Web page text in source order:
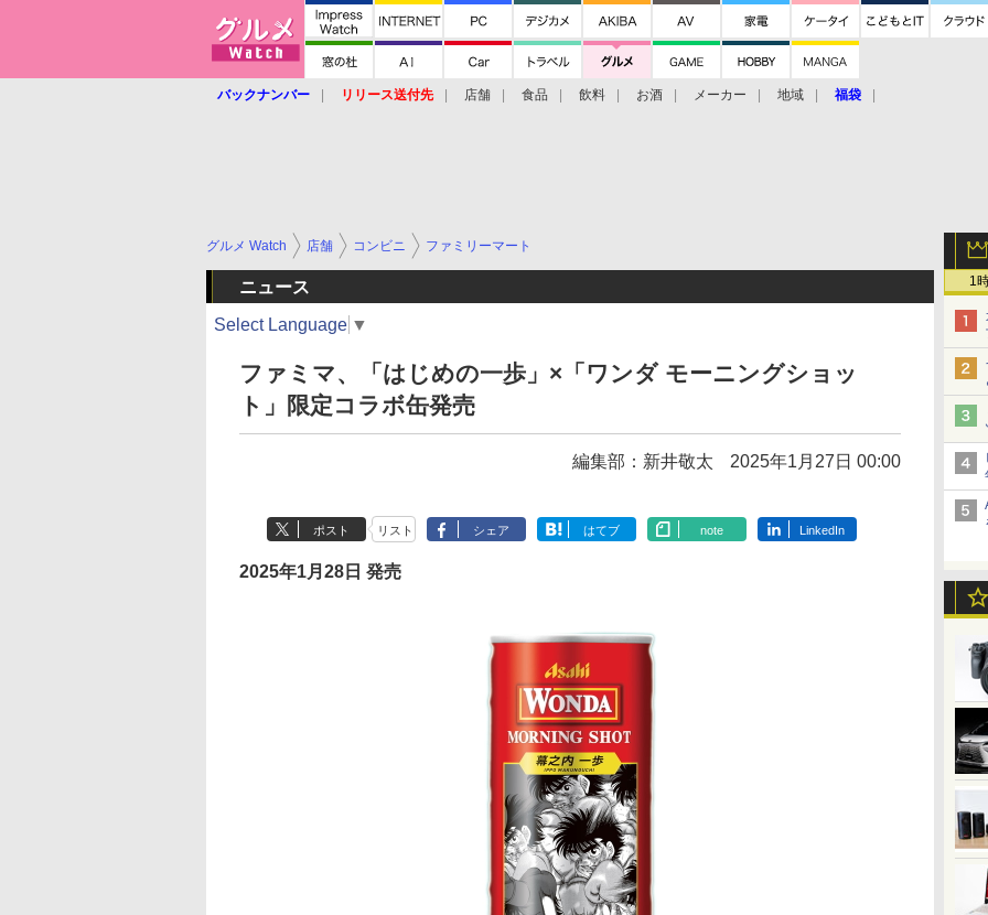
バックナンバー リリース送付先 店舗 食品 飲料 お酒 メーカー 地域 福袋
1
グルメ Watch 店舗 コンビニ ファミリーマート
ニュース
Select Language ▼
ファミマ、「はじめの一歩」×「ワンダ モーニングショッ
ト」限定コラボ缶発売
編集部：新井敬太 2025年1月27日 00:00
ポスト リスト シェア はてブ note LinkedIn
2025年1月28日 発売